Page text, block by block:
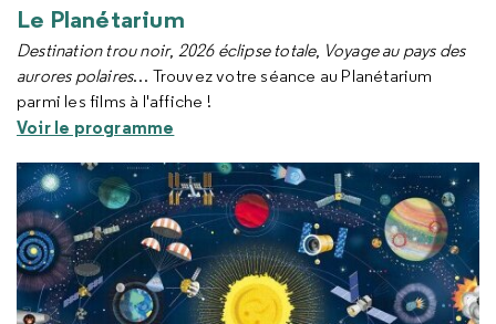
Le Planétarium
Destination trou noir, 2026 éclipse totale, Voyage au pays des
aurores polaires… Trouvez votre séance au Planétarium
parmi les films à l'affiche !
Voir le programme